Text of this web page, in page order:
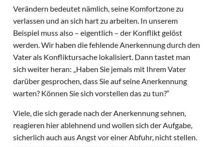
Verändern bedeutet nämlich, seine Komfortzone zu
verlassen und an sich hart zu arbeiten. In unserem
Beispiel muss also – eigentlich – der Konflikt gelöst
werden. Wir haben die fehlende Anerkennung durch den
Vater als Konfliktursache lokalisiert. Dann tastet man
sich weiter heran: „Haben Sie jemals mit Ihrem Vater
darüber gesprochen, dass Sie auf seine Anerkennung
warten? Können Sie sich vorstellen das zu tun?“
Viele, die sich gerade nach der Anerkennung sehnen,
reagieren hier ablehnend und wollen sich der Aufgabe,
sicherlich auch aus Angst vor einer Abfuhr, nicht stellen.